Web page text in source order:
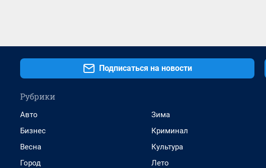
Подписаться на новости
Рубрики
Авто
Бизнес
Весна
Город
Зима
Криминал
Культура
Лето